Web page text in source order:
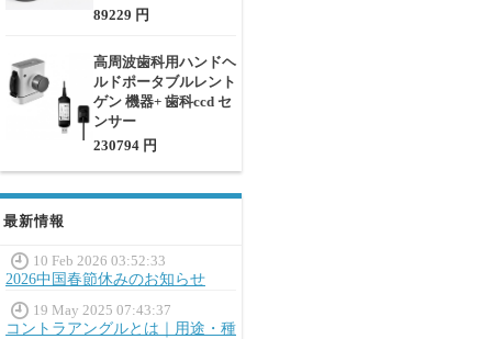
89229 円
高周波歯科用ハンドヘ
ルドポータブルレント
ゲン 機器+ 歯科ccd セ
ンサー
230794 円
最新情報
10 Feb 2026 03:52:33
2026中国春節休みのお知らせ
19 May 2025 07:43:37
コントラアングルとは｜用途・種